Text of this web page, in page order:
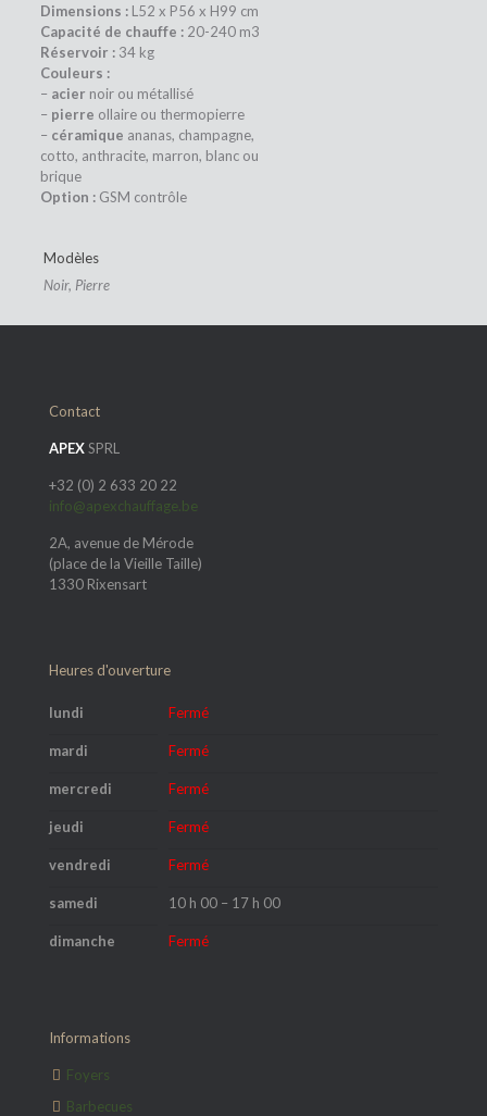
Dimensions :L52 x P56 x H99 cm
Capacité de chauffe :20-240 m3
Réservoir :34 kg
Couleurs :
– acier noir ou métallisé
– pierre ollaire ou thermopierre
– céramique ananas, champagne,
cotto, anthracite, marron, blanc ou
brique
Option :GSM contrôle
Modèles
Noir, Pierre
Contact
APEXSPRL
+32 (0) 2 633 20 22
info@apexchauffage.be
2A, avenue de Mérode
(place de la Vieille Taille)
1330 Rixensart
Heures d'ouverture
lundi Fermé
mardi Fermé
mercredi Fermé
jeudi Fermé
vendredi Fermé
samedi 10 h 00 – 17 h 00
dimanche Fermé
Informations
Foyers
Barbecues